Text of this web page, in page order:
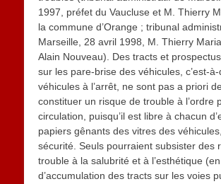
1997, préfet du Vaucluse et M. Thierry
la commune d’Orange ; tribunal
Marseille, 28 avril 1998, M. Thierry
Alain Nouveau). Des tracts et
sur les pare-brise des véhicules, c’est-
véhicules à l’arrêt, ne sont pas a priori
constituer un risque de trouble à l’ordre
circulation, puisqu’il est libre à chacun
papiers gênants des vitres des
sécurité. Seuls pourraient subsister des
trouble à la salubrité et à l’esthétique
d’accumulation des tracts sur les voies